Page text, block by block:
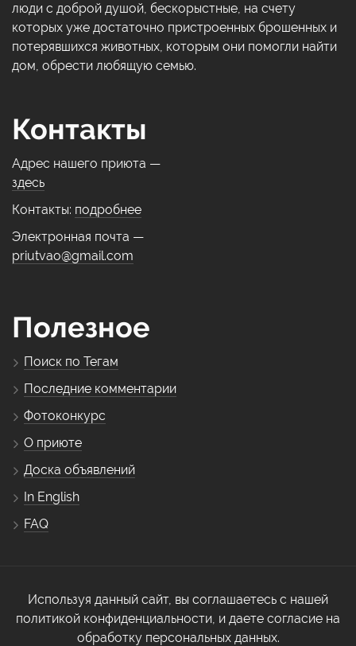
люди с доброй душой, бескорыстные, на счету
которых уже достаточно пристроенных брошенных и
потерявшихся животных, которым они помогли найти
дом, обрести любящую семью.
Контакты
Адрес нашего приюта —
здесь
Контакты: подробнее
Электронная почта —
priutvao@gmail.com
Полезное
Поиск по Тегам
Последние комментарии
Фотоконкурс
О приюте
Доска объявлений
In English
FAQ
Используя данный сайт, вы соглашаетесь с нашей
политикой конфиденциальности, и даете согласие на
обработку персональных данных.